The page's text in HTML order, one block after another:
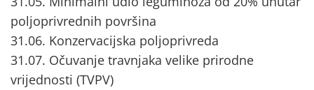
poljoprivrednih površina
31.06. Konzervacijska poljoprivreda
31.07. Očuvanje travnjaka velike prirodne
vrijednosti (TVPV)